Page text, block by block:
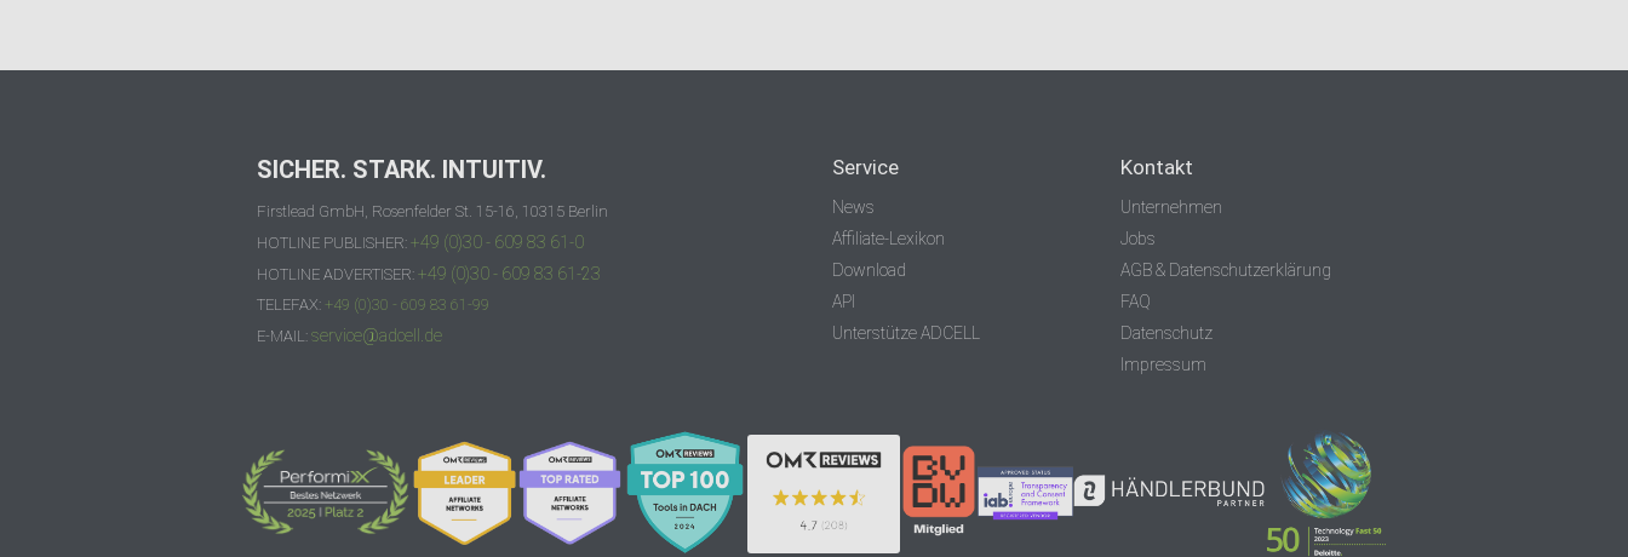
SICHER. STARK. INTUITIV.
Firstlead GmbH, Rosenfelder St. 15-16, 10315 Berlin
HOTLINE PUBLISHER: +49 (0)30 - 609 83 61-0
HOTLINE ADVERTISER: +49 (0)30 - 609 83 61-23
TELEFAX: +49 (0)30 - 609 83 61-99
E-MAIL: service@adcell.de
Service
News
Affiliate-Lexikon
Download
API
Unterstütze ADCELL
Kontakt
Unternehmen
Jobs
AGB & Datenschutzerklärung
FAQ
Datenschutz
Impressum